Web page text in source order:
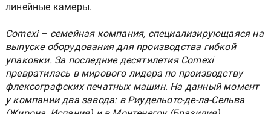
линейные камеры.
Comexi – семейная компания, специализирующаяся на
выпуске оборудования для производства гибкой
упаковки. За последние десятилетия Comexi
превратилась в мирового лидера по производству
флексографских печатных машин. На данный момент
у компании два завода: в Риудельотс-де-ла-Сельва